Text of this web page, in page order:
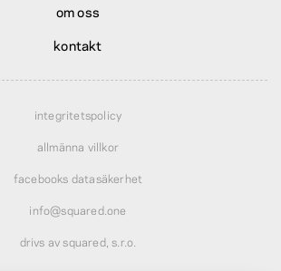
om oss
kontakt
integritetspolicy
allmänna villkor
facebooks datasäkerhet
info@squared.one
drivs av squared, s.r.o.